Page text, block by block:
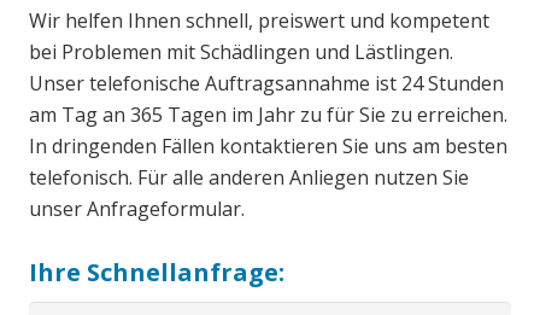
Wir helfen Ihnen schnell, preiswert und kompetent
bei Problemen mit Schädlingen und Lästlingen.
Unser telefonische Auftragsannahme ist 24 Stunden
am Tag an 365 Tagen im Jahr zu für Sie zu erreichen.
In dringenden Fällen kontaktieren Sie uns am besten
telefonisch. Für alle anderen Anliegen nutzen Sie
unser Anfrageformular.
Ihre Schnellanfrage: